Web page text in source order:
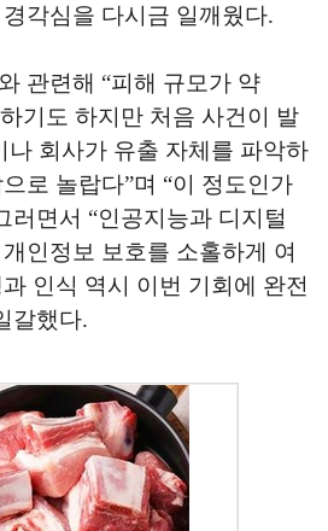
각심을 다시금 일깨웠다.
관련해 “피해 규모가 약
기도 하지만 처음 사건이 발
나 회사가 유출 자체를 파악하
로 놀랍다”며 “이 정도인가
러면서 “인공지능과 디지털
인정보 보호를 소홀하게 여
인식 역시 이번 기회에 완전
갈했다.